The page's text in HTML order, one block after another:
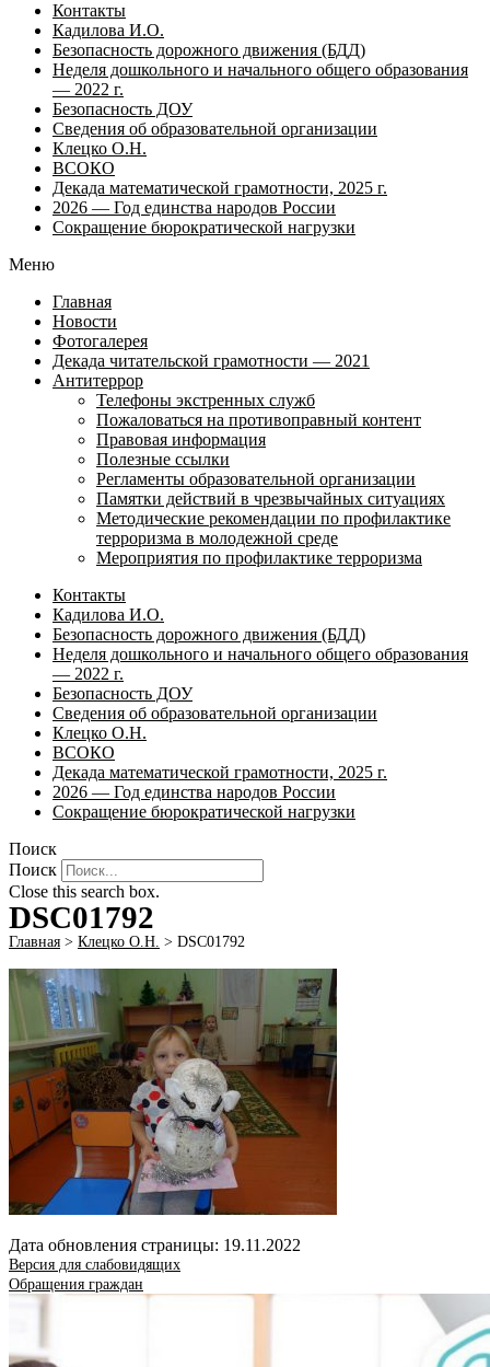
Контакты
Кадилова И.О.
Безопасность дорожного движения (БДД)
Неделя дошкольного и начального общего образования
— 2022 г.
Безопасность ДОУ
Сведения об образовательной организации
Клецко О.Н.
ВСОКО
Декада математической грамотности, 2025 г.
2026 — Год единства народов России
Сокращение бюрократической нагрузки
Меню
Главная
Новости
Фотогалерея
Декада читательской грамотности — 2021
Антитеррор
Телефоны экстренных служб
Пожаловаться на противоправный контент
Правовая информация
Полезные ссылки
Регламенты образовательной организации
Памятки действий в чрезвычайных ситуациях
Методические рекомендации по профилактике
терроризма в молодежной среде
Мероприятия по профилактике терроризма
Контакты
Кадилова И.О.
Безопасность дорожного движения (БДД)
Неделя дошкольного и начального общего образования
— 2022 г.
Безопасность ДОУ
Сведения об образовательной организации
Клецко О.Н.
ВСОКО
Декада математической грамотности, 2025 г.
2026 — Год единства народов России
Сокращение бюрократической нагрузки
Поиск
Поиск
Close this search box.
DSC01792
Главная > Клецко О.Н. > DSC01792
Дата обновления страницы: 19.11.2022
Версия для слабовидящих
Обращения граждан